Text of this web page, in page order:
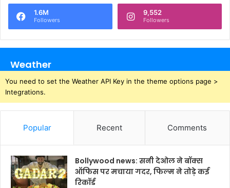
1.6M
Followers
9,552
Followers
Weather
You need to set the Weather API Key in the theme options page >
Integrations.
Popular Recent Comments
Bollywood news: सनी देओल ने बॉक्स
ऑफिस पर मचाया गदर, फिल्म ने तोड़े कई
रिकॉर्ड